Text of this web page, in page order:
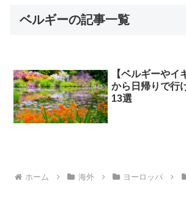
ベルギーの記事一覧
【ベルギーやイ
から日帰りで行
13選
ホーム 海外 ヨーロッパ